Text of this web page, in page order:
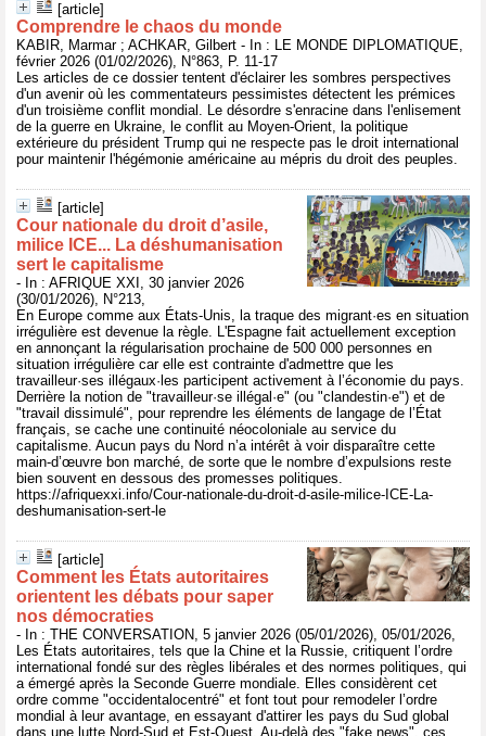
[article]
Comprendre le chaos du monde
KABIR, Marmar ; ACHKAR, Gilbert - In : LE MONDE DIPLOMATIQUE,
février 2026 (01/02/2026), N°863, P. 11-17
Les articles de ce dossier tentent d'éclairer les sombres perspectives
d'un avenir où les commentateurs pessimistes détectent les prémices
d'un troisième conflit mondial. Le désordre s'enracine dans l'enlisement
de la guerre en Ukraine, le conflit au Moyen-Orient, la politique
extérieure du président Trump qui ne respecte pas le droit international
pour maintenir l'hégémonie américaine au mépris du droit des peuples.
[article]
Cour nationale du droit d’asile,
milice ICE... La déshumanisation
sert le capitalisme
- In : AFRIQUE XXI, 30 janvier 2026
(30/01/2026), N°213,
En Europe comme aux États-Unis, la traque des migrant·es en situation
irrégulière est devenue la règle. L'Espagne fait actuellement exception
en annonçant la régularisation prochaine de 500 000 personnes en
situation irrégulière car elle est contrainte d'admettre que les
travailleur·ses illégaux·les participent activement à l’économie du pays.
Derrière la notion de "travailleur·se illégal·e" (ou "clandestin·e") et de
"travail dissimulé", pour reprendre les éléments de langage de l’État
français, se cache une continuité néocoloniale au service du
capitalisme. Aucun pays du Nord n’a intérêt à voir disparaître cette
main-d’œuvre bon marché, de sorte que le nombre d’expulsions reste
bien souvent en dessous des promesses politiques.
https://afriquexxi.info/Cour-nationale-du-droit-d-asile-milice-ICE-La-
deshumanisation-sert-le
[article]
Comment les États autoritaires
orientent les débats pour saper
nos démocraties
- In : THE CONVERSATION, 5 janvier 2026 (05/01/2026), 05/01/2026,
Les États autoritaires, tels que la Chine et la Russie, critiquent l’ordre
international fondé sur des règles libérales et des normes politiques, qui
a émergé après la Seconde Guerre mondiale. Elles considèrent cet
ordre comme "occidentalocentré" et font tout pour remodeler l’ordre
mondial à leur avantage, en essayant d'attirer les pays du Sud global
dans une lutte Nord-Sud et Est-Ouest. Au-delà des "fake news", ces